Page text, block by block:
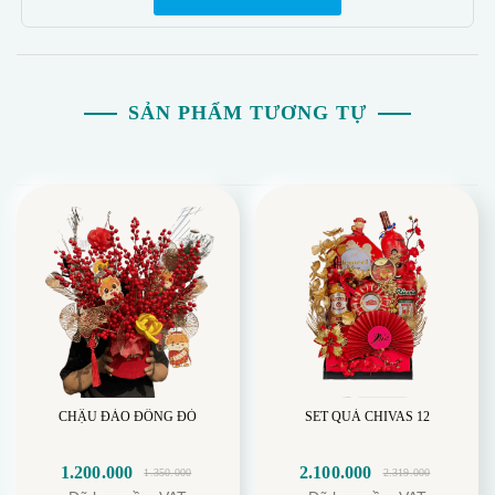
SẢN PHẨM TƯƠNG TỰ
CHẬU ĐÀO ĐÔNG ĐỎ
1.350.000
1.200.000
SET QUÀ CHIVAS 12
2.319.000
2.100.000